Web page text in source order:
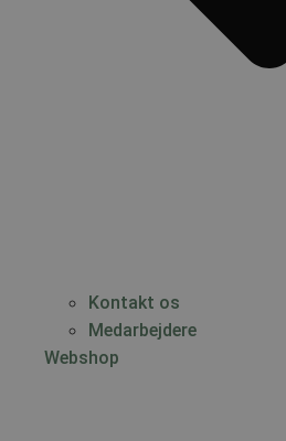
Kontakt os
Medarbejdere
Webshop